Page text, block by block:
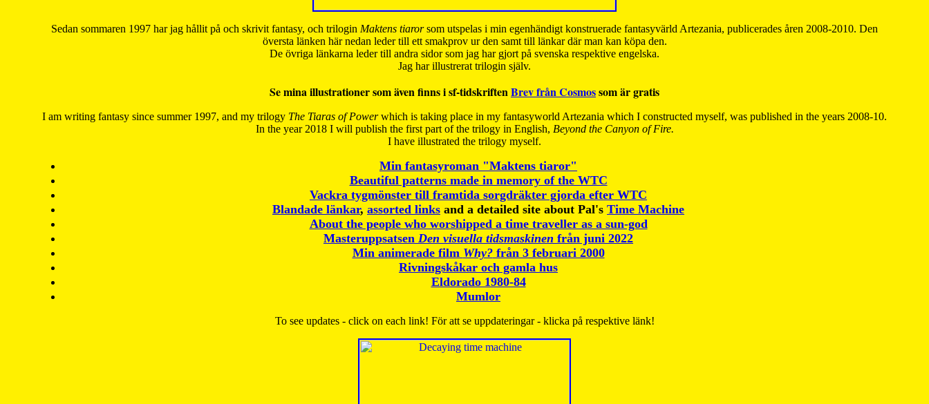
Sedan sommaren 1997 har jag hållit på och skrivit fantasy, och trilogin Maktens tiarorsom utspelas i min egenhändigt konstruerade fantasyvärld Artezania, publicerades åren 2008-2010. Den
översta länken här nedan leder till ett smakprov ur den samt till länkar där man kan köpa den.
De övriga länkarna leder till andra sidor som jag har gjort på svenska respektive engelska.
Jag har illustrerat trilogin själv.
Se mina illustrationer som även finns i sf-tidskriftenBrev från Cosmossom är gratis
I am writing fantasy since summer 1997, and my trilogy The Tiaras of Powerwhich is taking place in my fantasyworld Artezania which I constructed myself, was published in the years 2008-10.
In the year 2018 I will publish the first part of the trilogy in English, Beyond the Canyon of Fire.
I have illustrated the trilogy myself.
Min fantasyroman "Maktens tiaror"
Beautiful patterns made in memory of the WTC
Vackra tygmönster till framtida sorgdräkter gjorda efter WTC
Blandade länkar, assorted links and a detailed site about Pal's Time Machine
About the people who worshipped a time traveller as a sun-god
Masteruppsatsen Den visuella tidsmaskinen från juni 2022
Min animerade film Why?från 3 februari 2000
Rivningskåkar och gamla hus
Eldorado 1980-84
Mumlor
To see updates - click on each link! För att se uppdateringar - klicka på respektive länk!